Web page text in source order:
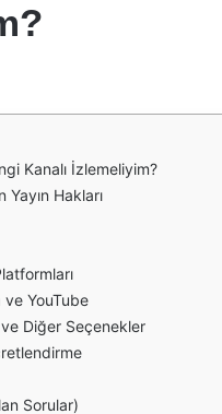
Kanalı İzlemeliyim?
Yayın Hakları
YouTube
Diğer Seçenekler
Sorular)